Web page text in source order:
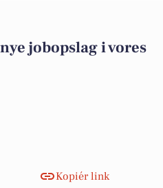
jobopslag i vores
Kopiér link